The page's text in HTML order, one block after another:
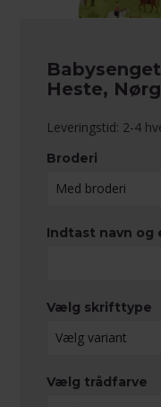
Heste,
Leveringstid: 2-4
Broderi
Indtast navn og
Vælg skrifttype
Vælg trådfarve